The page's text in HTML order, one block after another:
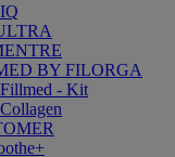
BY FILORGA
Fillmed - Kit
Collagen